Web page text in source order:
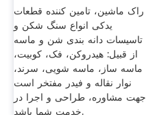
راک ماشین، تامین کننده قطعات
یدکی انواع سنگ شکن و
تاسیسات دانه بندی شن و ماسه
از قبیل: هیدروکن، فک، کوبیت،
ماسه ساز، ماسه شویی، سرند،
نوار نقاله و فیدر مفتخر است
جهت مشاوره، طراحی و اجرا در
خدمت شما باشد.